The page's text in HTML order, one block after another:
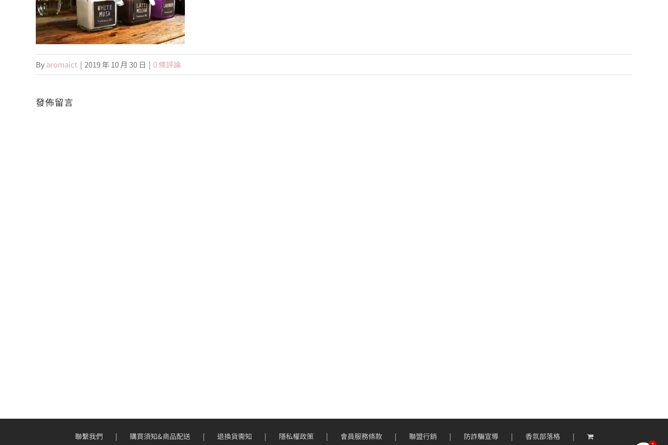
Byaromaict | 2019 年 10 月 30 日 | 0 條評論
發佈留言
聯繫我們 購買須知&商品配送 退換貨需知 隱私權政策 會員服務條款 聯盟行銷 防詐騙宣導 香氛部落格